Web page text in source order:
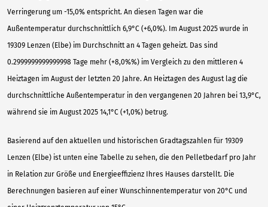
Verringerung um -15,0% entspricht. An diesen Tagen war die
Außentemperatur durchschnittlich 6,9°C (+6,0%). Im August 2025 wurde in
19309 Lenzen (Elbe) im Durchschnitt an 4 Tagen geheizt. Das sind
0.2999999999999998 Tage mehr (+8,0%%) im Vergleich zu den mittleren 4
Heiztagen im August der letzten 20 Jahre. An Heiztagen des August lag die
durchschnittliche Außentemperatur in den vergangenen 20 Jahren bei 13,9°C,
während sie im August 2025 14,1°C (+1,0%) betrug.
Basierend auf den aktuellen und historischen Gradtagszahlen für 19309
Lenzen (Elbe) ist unten eine Tabelle zu sehen, die den Pelletbedarf pro Jahr
in Relation zur Größe und Energieeffizienz Ihres Hauses darstellt. Die
Berechnungen basieren auf einer Wunschinnentemperatur von 20°C und